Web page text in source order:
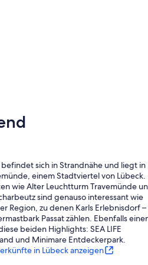
befindet sich in Strandnähe und liegt in
einem Stadtviertel von Lübeck.
wie Alter Leuchtturm Travemünde
sind genauso interessant wie
Region, zu denen Karls Erlebnisdorf –
Passat zählen. Ebenfalls
beiden Highlights: SEA LIFE
und Minimare Entdeckerpark.
in Lübeck anzeigen